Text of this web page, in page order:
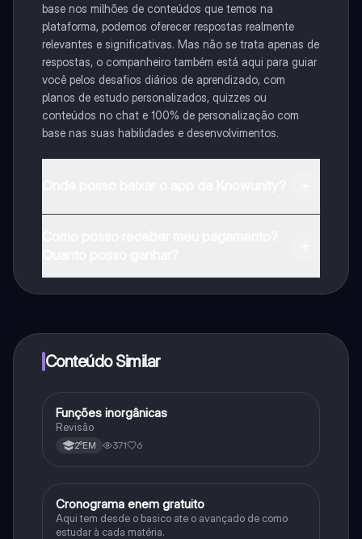
base nos milhões de conteúdos que temos na
plataforma, podemos oferecer respostas realmente
relevantes e significativas. Mas não se trata apenas de
respostas, o companheiro também está aqui para guiar
você pelos desafios diários de aprendizado, com
planos de estudo personalizados, quizzes ou
conteúdos no chat e 100% de personalização com
base nas suas habilidades e desenvolvimentos.
Conteúdo Similar
Química
Funções inorgânicas
Revisão
2°EM 371 6
Português
Cronograma enem gratuito
Aqui tem desde o basico ate o avançado de como
estudar à cada matéria.